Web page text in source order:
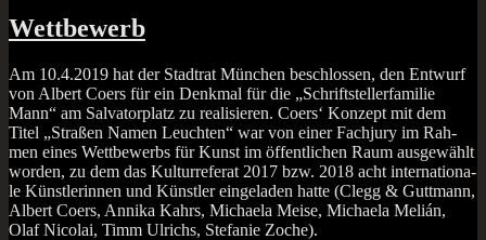
Wettbewerb
Am 10.4.2019 hat der Stadt­rat Mün­chen beschlos­sen, den Ent­wurf
von Albert Coers für ein Denk­mal für die „Schrift­stel­ler­fa­mi­lie
Mann“ am Sal­va­tor­platz zu rea­li­sie­ren. Coers‘ Kon­zept mit dem
Titel „Stra­ßen Namen Leuch­ten“ war von einer Fach­ju­ry im Rah­
men eines Wett­be­werbs für Kunst im öffent­li­chen Raum aus­ge­wählt
wor­den, zu dem das Kul­tur­re­fe­rat 2017 bzw. 2018 acht inter­na­tio­na­
le Künst­le­rin­nen und Künst­ler ein­ge­la­den hat­te (Clegg & Gutt­mann,
Albert Coers, Anni­ka Kahrs, Michae­la Mei­se, Michae­la Melián,
Olaf Nico­lai, Timm Ulrichs, Ste­fa­nie Zoche).